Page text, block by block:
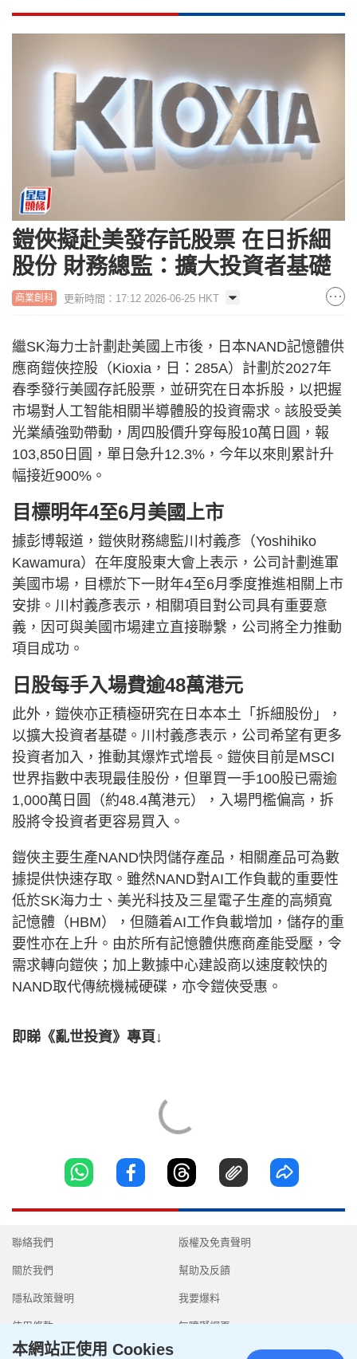
鎧俠擬赴美發存託股票 在日拆細
股份 財務總監：擴大投資者基礎
商業創科 更新時間：17:12 2026-06-25 HKT
繼SK海力士計劃赴美國上市後，日本NAND記憶體供
應商鎧俠控股（Kioxia，日：285A）計劃於2027年
春季發行美國存託股票，並研究在日本拆股，以把握
市場對人工智能相關半導體股的投資需求。該股受美
光業績強勁帶動，周四股價升穿每股10萬日圓，報
103,850日圓，單日急升12.3%，今年以來則累計升
幅接近900%。
目標明年4至6月美國上市
據彭博報道，鎧俠財務總監川村義彥（Yoshihiko
Kawamura）在年度股東大會上表示，公司計劃進軍
美國市場，目標於下一財年4至6月季度推進相關上市
安排。川村義彥表示，相關項目對公司具有重要意
義，因可與美國市場建立直接聯繫，公司將全力推動
項目成功。
日股每手入場費逾48萬港元
此外，鎧俠亦正積極研究在日本本土「拆細股份」，
以擴大投資者基礎。川村義彥表示，公司希望有更多
投資者加入，推動其爆炸式增長。鎧俠目前是MSCI
世界指數中表現最佳股份，但單買一手100股已需逾
1,000萬日圓（約48.4萬港元），入場門檻偏高，拆
股將令投資者更容易買入。
鎧俠主要生產NAND快閃儲存產品，相關產品可為數
據提供快速存取。雖然NAND對AI工作負載的重要性
低於SK海力士、美光科技及三星電子生產的高頻寬
記憶體（HBM），但隨着AI工作負載增加，儲存的重
要性亦在上升。由於所有記憶體供應商產能受壓，令
需求轉向鎧俠；加上數據中心建設商以速度較快的
NAND取代傳統機械硬碟，亦令鎧俠受惠。
即睇《亂世投資》專頁↓
聯絡我們
關於我們
隱私政策聲明
使用條款
版權及免責聲明
幫助及反饋
我要爆料
無障礙網頁
本網站正使用 Cookies